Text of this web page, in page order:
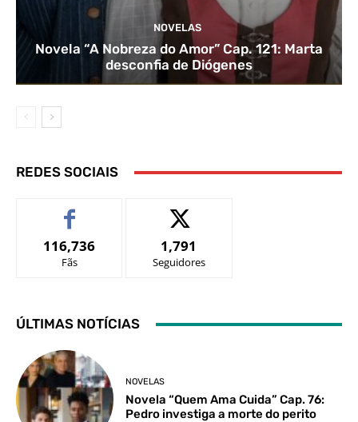
NOVELAS
Novela “A Nobreza do Amor” Cap. 121: Marta
desconfia de Diógenes
REDES SOCIAIS
116,736
Fãs
1,791
Seguidores
ÚLTIMAS NOTÍCIAS
NOVELAS
Novela “Quem Ama Cuida” Cap. 76:
Pedro investiga a morte do perito